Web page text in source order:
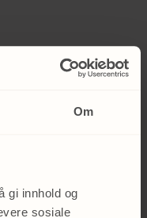
Om
gi innhold og
sosiale
tilbyr
Flow